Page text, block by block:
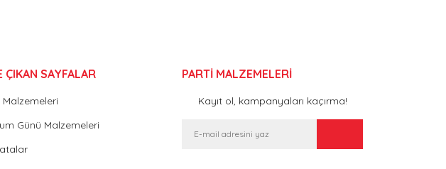
ÇIKAN SAYFALAR
Malzemeleri
Günü Malzemeleri
PARTİ MALZEMELERİ
Kayıt ol, kampanyaları kaçırma!